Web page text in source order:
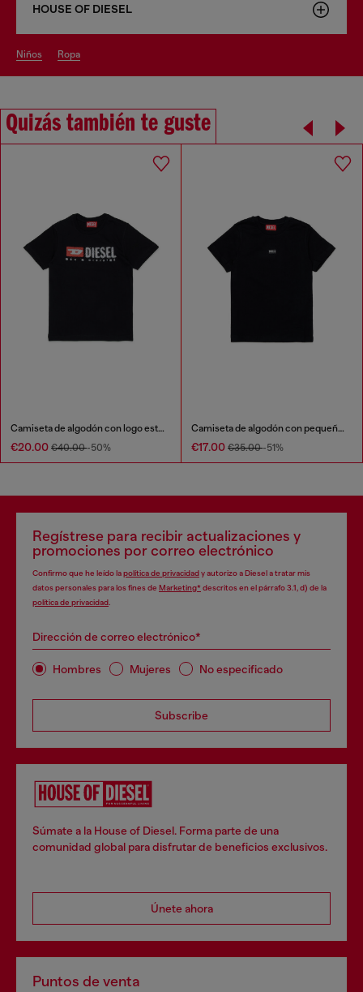
HOUSE OF DIESEL
niños ropa
Quizás también te guste
Camiseta de algodón con logo estampado
€20.00 €40.00-50%
Camiseta de algodón con pequeño logo Biscotto
€17.00 €35.00-51%
Regístrese para recibir actualizaciones y
promociones por correo electrónico
Confirmo que he leído lapolítica de privacidady autorizo a Diesel a tratar mis
datos personales para los fines de Marketing*descritos en el párrafo 3.1, d) de la
política de privacidad
Dirección de correo electrónico*
Hombres Mujeres No especificado
Subscribe
Súmate a la House of Diesel. Forma parte de una
comunidad global para disfrutar de beneficios exclusivos.
Únete ahora
Puntos de venta